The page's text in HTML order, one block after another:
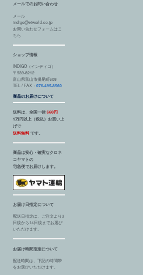
メールでのお問い合わせ
メール
indigo@etworld.co.jp
お問い合わせフォームはこ
ちら
ショップ情報
INDIGO（インディゴ）
〒939-8212
富山県富山市掛尾町608
TEL / FAX：076-495-8560
商品のお届けについて
送料は、全国一律660円
1万円以上（税込）お買い上
げで
送料無料 です。
商品は安心・確実なクロネ
コヤマトの
宅急便でお届けします。
お届け日指定について
配送日指定は、ご注文より3
日後から14日後までお選び
いただけます。
お届け時間指定について
配送時間は、下記の時間帯
をお選びいただけます。